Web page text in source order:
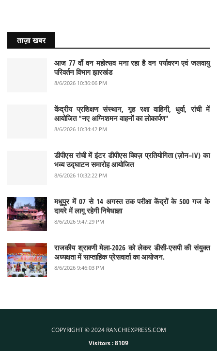
ताज़ा खबर
आज 77 वाँ वन महोत्सव मना रहा है वन पर्यावरण एवं जलवायु
परिवर्तन विभाग झारखंड
8/6/2026 10:36:06 PM
केंद्रीय प्रशिक्षण संस्थान, गृह रक्षा वाहिनी, धुर्वा, रांची में
आयोजित "नए अग्निशमन वाहनों का लोकार्पण"
8/6/2026 10:34:42 PM
डीपीएस रांची में इंटर डीपीएस क्विज़ प्रतियोगिता (ज़ोन–IV) का
भव्य उद्घाटन समारोह आयोजित
8/6/2026 10:32:22 PM
मधुपुर में 07 से 14 अगस्त तक परीक्षा केंद्रों के 500 गज के
दायरे में लागू रहेगी निषेधाज्ञा
8/6/2026 9:47:29 PM
राजकीय श्रावणी मेला-2026 को लेकर डीसी-एसपी की संयुक्त
अध्यक्षता में साप्ताहिक प्रेसवार्ता का आयोजन.
8/6/2026 9:46:03 PM
COPYRIGHT © 2024 RANCHIEXPRESS.COM
Visitors :8109